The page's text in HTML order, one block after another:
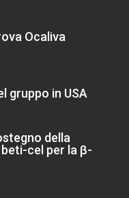
Ocaliva
gruppo in USA
della
cel per la β-